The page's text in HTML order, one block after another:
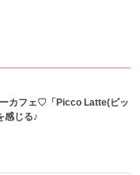
カフェ♡「Picco Latte(ピッ
感じる♪